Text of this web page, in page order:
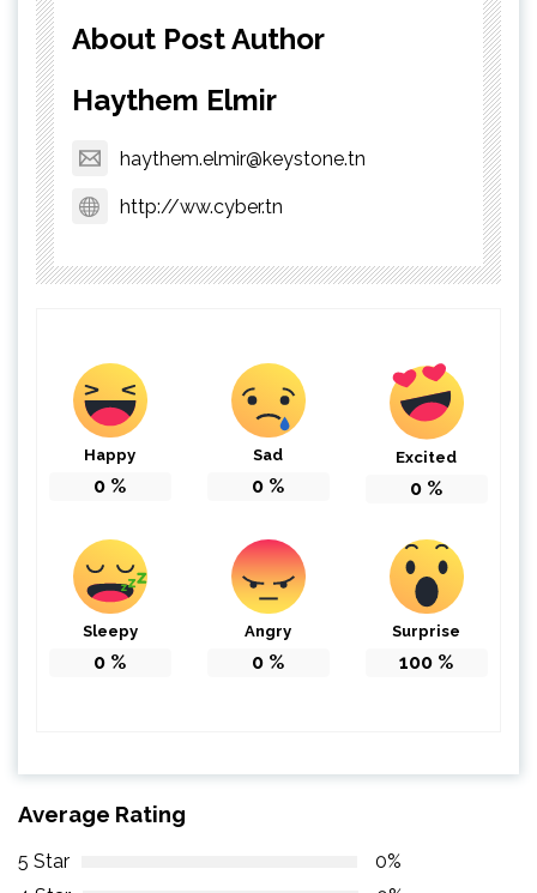
About Post Author
Haythem Elmir
haythem.elmir@keystone.tn
http://ww.cyber.tn
Happy
0 %
Sad
0 %
Excited
0 %
Sleepy
0 %
Angry
0 %
Surprise
100 %
Average Rating
5 Star
0%